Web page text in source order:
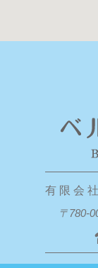
有 限 会
〒780-